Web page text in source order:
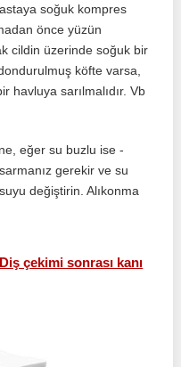
soğuk kompres
önce yüzün
cildin üzerinde soğuk bir
köfte varsa,
havluya sarılmalıdır. Vb
eğer su buzlu ise -
gerekir ve su
değiştirin. Alıkonma
Diş çekimi sonrası kanı